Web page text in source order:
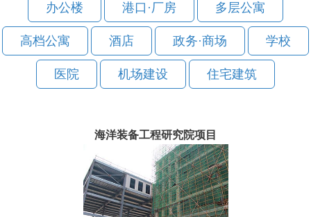
办公楼 港口·厂房 多层公寓
高档公寓 酒店 政务·商场 学校
医院 机场建设 住宅建筑
海洋装备工程研究院项目